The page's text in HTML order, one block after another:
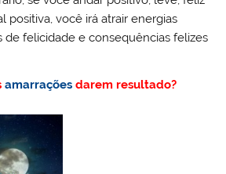
positiva, você irá atrair energias
de felicidade e consequências felizes
amarrações darem resultado?